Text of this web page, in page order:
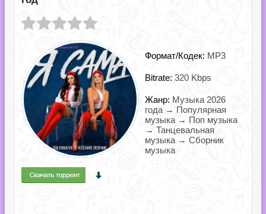
Формат/Кодек: MP3
Bitrate: 320 Kbps
Жанр: Музыка 2026
года → Популярная
музыка → Поп музыка
→ Танцевальная
музыка → Сборник
музыка